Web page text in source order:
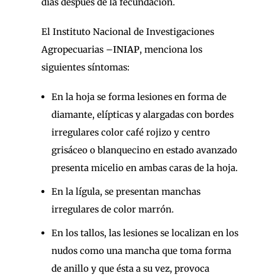
El Instituto Nacional de Investigaciones
Agropecuarias –INIAP, menciona los
siguientes síntomas:
En la hoja se forma lesiones en forma de
diamante, elípticas y alargadas con bordes
irregulares color café rojizo y centro
grisáceo o blanquecino en estado avanzado
presenta micelio en ambas caras de la hoja.
En la lígula, se presentan manchas
irregulares de color marrón.
En los tallos, las lesiones se localizan en los
nudos como una mancha que toma forma
de anillo y que ésta a su vez, provoca